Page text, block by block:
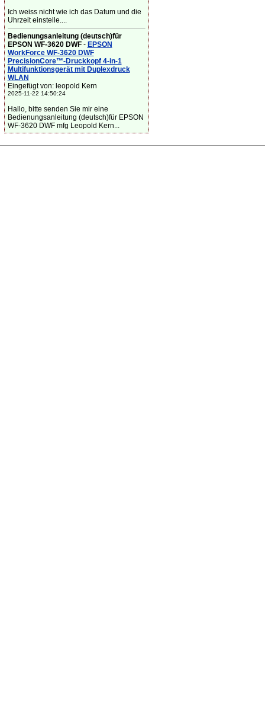
Ich weiss nicht wie ich das Datum und die
Uhrzeit einstelle....
Bedienungsanleitung (deutsch)für
EPSON WF-3620 DWF- EPSON
WorkForce WF-3620 DWF
PrecisionCore™-Druckkopf 4-in-1
Multifunktionsgerät mit Duplexdruck
WLAN
Eingefügt von: leopold Kern
2025-11-22 14:50:24
Hallo, bitte senden Sie mir eine
Bedienungsanleitung (deutsch)für EPSON
WF-3620 DWF mfg Leopold Kern...